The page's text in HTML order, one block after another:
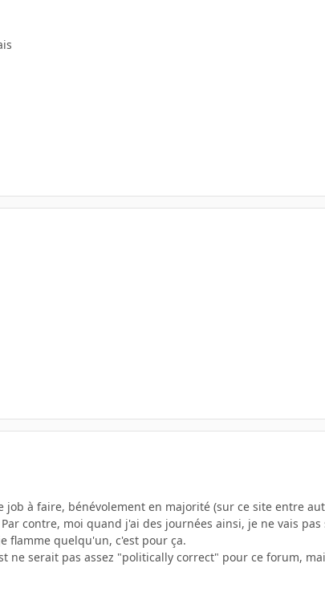
job à faire, bénévolement en majorité (sur ce site entre
contre, moi quand j'ai des journées ainsi, je ne vais
flamme quelqu'un, c'est pour ça.
ne serait pas assez "politically correct" pour ce forum,